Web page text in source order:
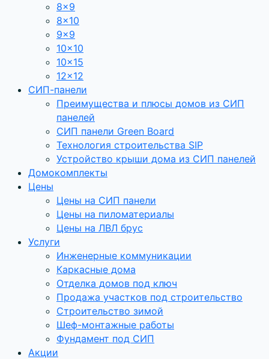
8×9
8×10
9×9
10×10
10×15
12×12
СИП-панели
Преимущества и плюсы домов из СИП
панелей
СИП панели Green Board
Технология строительства SIP
Устройство крыши дома из СИП панелей
Домокомплекты
Цены
Цены на СИП панели
Цены на пиломатериалы
Цены на ЛВЛ брус
Услуги
Инженерные коммуникации
Каркасные дома
Отделка домов под ключ
Продажа участков под строительство
Строительство зимой
Шеф-монтажные работы
Фундамент под СИП
Акции